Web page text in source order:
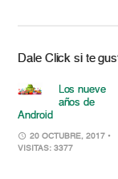
Dale Click si te
Los nueve
años de
Android
20 OCTUBRE, 2017 •
VISITAS: 3377